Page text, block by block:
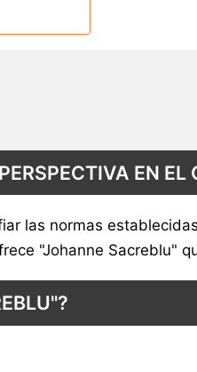
EN EL
las normas
"Johanne Sacreblu"